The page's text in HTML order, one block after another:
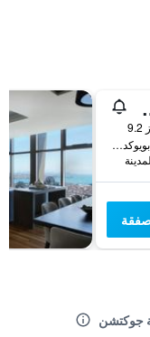
ليفينت
منطقة إيسانتيبي,شارع بويوكديري 177-183 شيشلي, اسطنبول, تركيا
جوكتشن